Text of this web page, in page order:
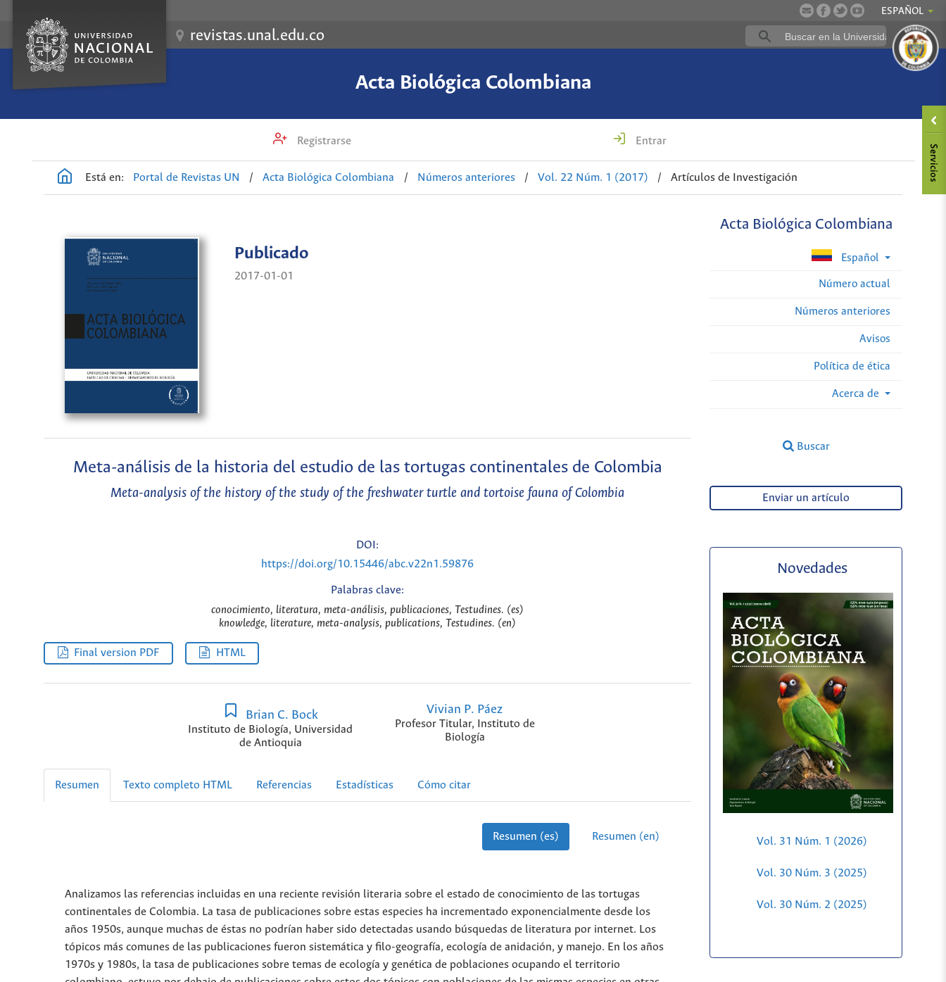
ESPAÑOL
revistas.unal.edu.co
Acta Biológica Colombiana
Registrarse Entrar
Está en: Portal de Revistas UN / Acta Biológica Colombiana / Números anteriores / Vol. 22 Núm. 1 (2017) / Artículos de Investigación
Acta Biológica Colombiana
Español
Número actual
Números anteriores
Avisos
Política de ética
Acerca de
Buscar
Publicado
2017-01-01
Meta-análisis de la historia del estudio de las tortugas continentales de Colombia
Meta-analysis of the history of the study of the freshwater turtle and tortoise fauna of Colombia
DOI:
https://doi.org/10.15446/abc.v22n1.59876
Palabras clave:
conocimiento, literatura, meta-análisis, publicaciones, Testudines. (es)
knowledge, literature, meta-analysis, publications, Testudines. (en)
Final version PDF HTML
Brian C. Bock
Instituto de Biología, Universidad
de Antioquia
Vivian P. Páez
Profesor Titular, Instituto de
Biología
Resumen Texto completo HTML Referencias Estadísticas Cómo citar
Resumen (es) Resumen (en)
Analizamos las referencias incluidas en una reciente revisión literaria sobre el estado de conocimiento de las tortugas
continentales de Colombia. La tasa de publicaciones sobre estas especies ha incrementado exponencialmente desde los
años 1950s, aunque muchas de éstas no podrían haber sido detectadas usando búsquedas de literatura por internet. Los
tópicos más comunes de las publicaciones fueron sistemática y filo-geografía, ecología de anidación, y manejo. En los años
1970s y 1980s, la tasa de publicaciones sobre temas de ecología y genética de poblaciones ocupando el territorio
Enviar un artículo
Novedades
Vol. 31 Núm. 1 (2026)
Vol. 30 Núm. 3 (2025)
Vol. 30 Núm. 2 (2025)